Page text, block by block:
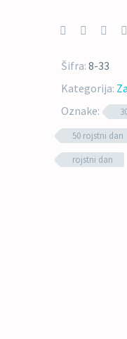
Šifra: 8-33
Kategorija:
Oznake:
50 rojstni dan
rojstni dan